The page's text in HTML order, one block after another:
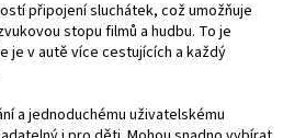
připojení sluchátek, což umožňuje
stopu filmů a hudbu. To je
je v autě více cestujících a každý
a jednoduchému uživatelskému